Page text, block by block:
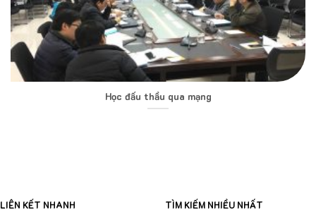
Học đấu thầu qua mạng
LIÊN KẾT NHANH TÌM KIẾM NHIỀU NHẤT